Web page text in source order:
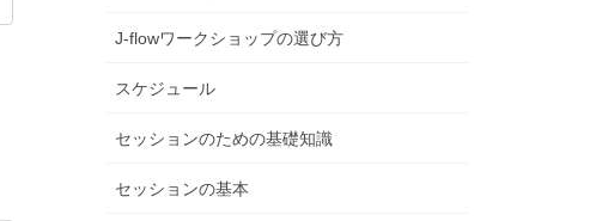
J-flowワークショップの選び方
スケジュール
セッションのための基礎知識
セッションの基本